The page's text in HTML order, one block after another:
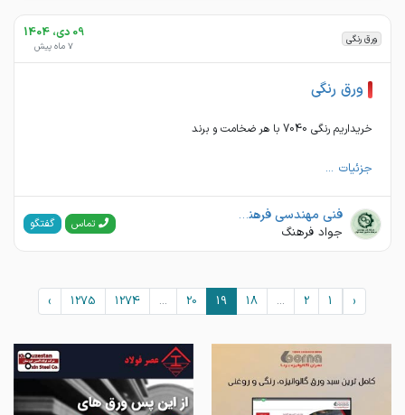
ورق رنگی 09 دی، 1404
7 ماه پیش
ورق رنگی
خریداریم رنگی 7040 با هر ضخامت و برند
جزئیات ...
فنی مهندسی فرهنگ ماشین نصف جهان
جواد فرهنگ
تماس گفتگو
‹
1
2
...
18
19
20
...
1274
1275
›